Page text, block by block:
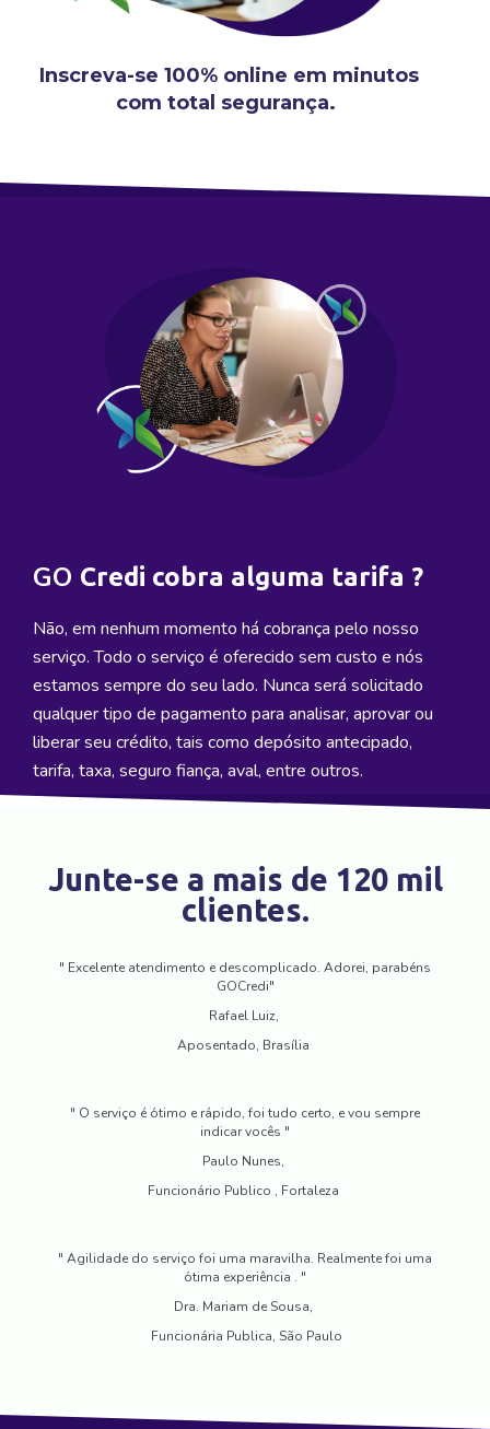
Inscreva-se 100% online em minutos
com total segurança.
GO Credi cobra alguma tarifa ?
Não, em nenhum momento há cobrança pelo nosso
serviço. Todo o serviço é oferecido sem custo e nós
estamos sempre do seu lado. Nunca será solicitado
qualquer tipo de pagamento para analisar, aprovar ou
liberar seu crédito, tais como depósito antecipado,
tarifa, taxa, seguro fiança, aval, entre outros.
Junte-se a mais de 120 mil
clientes.
" Excelente atendimento e descomplicado. Adorei, parabéns
GOCredi"
Rafael Luiz,
Aposentado, Brasília
" O serviço é ótimo e rápido, foi tudo certo, e vou sempre
indicar vocês "
Paulo Nunes,
Funcionário Publico , Fortaleza
" Agilidade do serviço foi uma maravilha. Realmente foi uma
ótima experiência . "
Dra. Mariam de Sousa,
Funcionária Publica, São Paulo